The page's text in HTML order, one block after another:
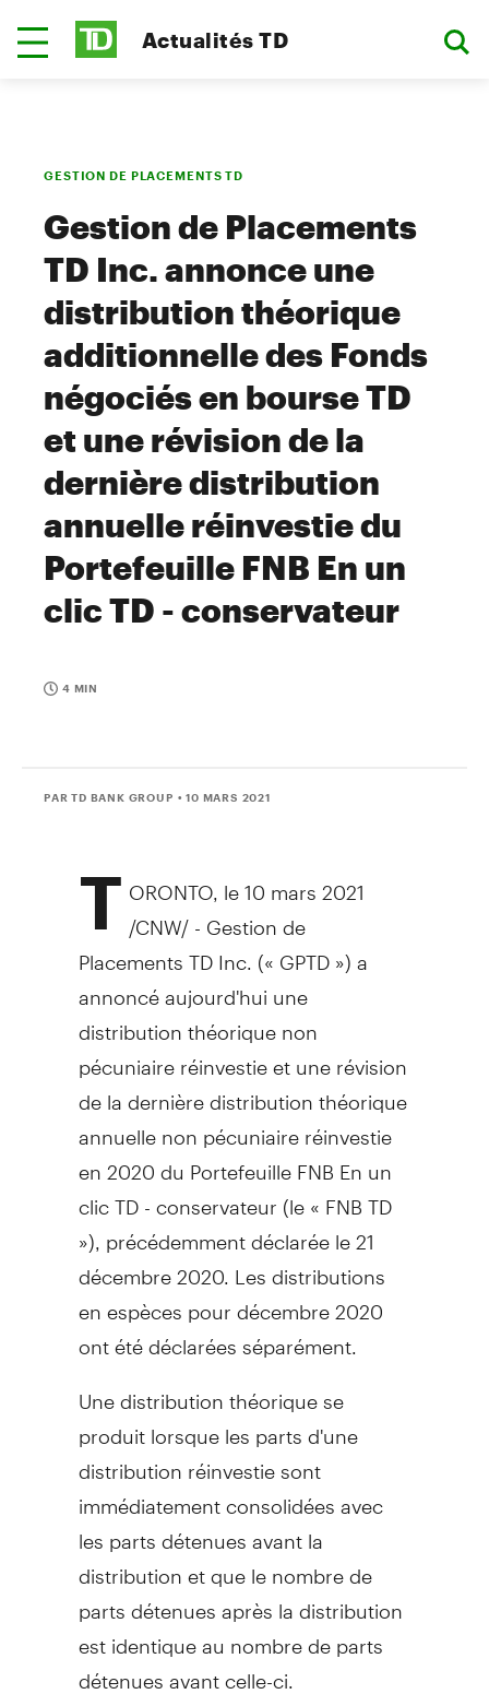
Actualités TD
GESTION DE PLACEMENTS TD
Gestion de Placements
TD Inc. annonce une
distribution théorique
additionnelle des Fonds
négociés en bourse TD
et une révision de la
dernière distribution
annuelle réinvestie du
Portefeuille FNB En un
clic TD - conservateur
4 MIN
PAR TD BANK GROUP • 10 MARS 2021
T ORONTO , le 10 mars 2021
/CNW/ - Gestion de
Placements TD Inc. (« GPTD ») a
annoncé aujourd'hui une
distribution théorique non
pécuniaire réinvestie et une révision
de la dernière distribution théorique
annuelle non pécuniaire réinvestie
en 2020 du Portefeuille FNB En un
clic TD - conservateur (le « FNB TD
»), précédemment déclarée le 21
décembre 2020. Les distributions
en espèces pour décembre 2020
ont été déclarées séparément.
Une distribution théorique se
produit lorsque les parts d'une
distribution réinvestie sont
immédiatement consolidées avec
les parts détenues avant la
distribution et que le nombre de
parts détenues après la distribution
est identique au nombre de parts
détenues avant celle-ci.